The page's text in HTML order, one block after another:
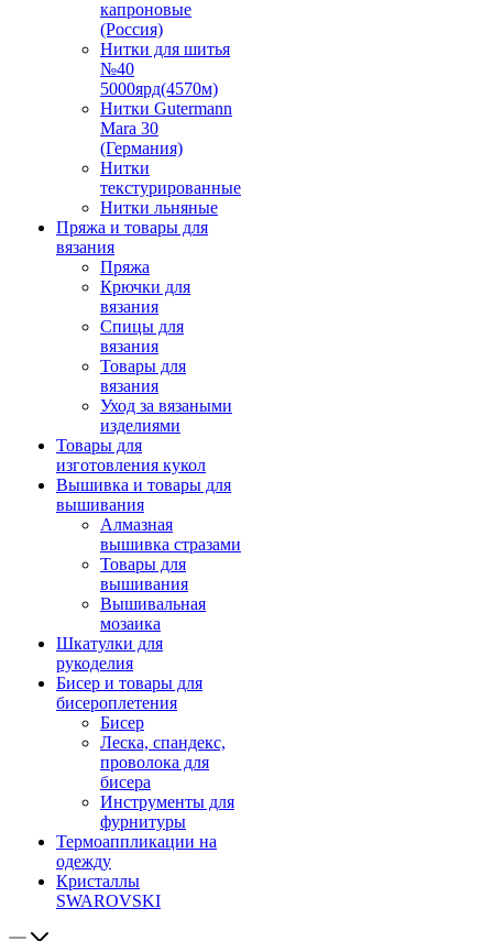
капроновые
(Россия)
Нитки для шитья
№40
5000ярд(4570м)
Нитки Gutermann
Mara 30
(Германия)
Нитки
текстурированные
Нитки льняные
Пряжа и товары для
вязания
Пряжа
Крючки для
вязания
Спицы для
вязания
Товары для
вязания
Уход за вязаными
изделиями
Товары для
изготовления кукол
Вышивка и товары для
вышивания
Алмазная
вышивка стразами
Товары для
вышивания
Вышивальная
мозаика
Шкатулки для
рукоделия
Бисер и товары для
бисероплетения
Бисер
Леска, спандекс,
проволока для
бисера
Инструменты для
фурнитуры
Термоаппликации на
одежду
Кристаллы
SWAROVSKI